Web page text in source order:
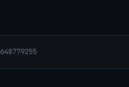
648779255